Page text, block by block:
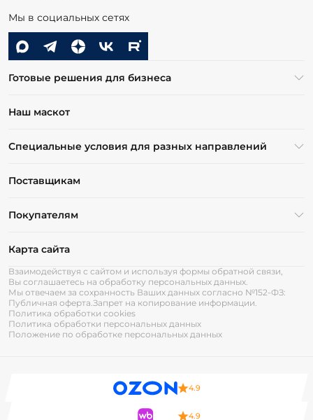
Мы в социальных сетях
Готовые решения для бизнеса
Наш маскот
Специальные условия для разных направлений
Поставщикам
Покупателям
Карта сайта
Взаимодействуя с сайтом и используя формы обратной связи,
Вы соглашаетесь на обработку персональных данных.
Мы отвечаем за сохранность Ваших данных согласно №152-ФЗ:
Публичная оферта.Запрет на копирование информации.
Политика обработки cookies
Политика обработки персональных данных
Положение по обработке персональных данных
4.9
4.9